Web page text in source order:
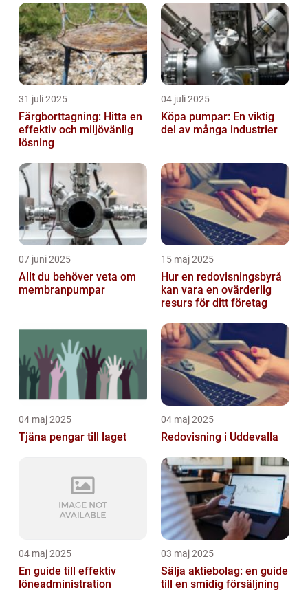
31 juli 2025
Färgborttagning: Hitta en
effektiv och miljövänlig
lösning
04 juli 2025
Köpa pumpar: En viktig
del av många industrier
07 juni 2025
Allt du behöver veta om
membranpumpar
15 maj 2025
Hur en redovisningsbyrå
kan vara en ovärderlig
resurs för ditt företag
04 maj 2025
Tjäna pengar till laget
04 maj 2025
Redovisning i Uddevalla
04 maj 2025
En guide till effektiv
löneadministration
03 maj 2025
Sälja aktiebolag: en guide
till en smidig försäljning